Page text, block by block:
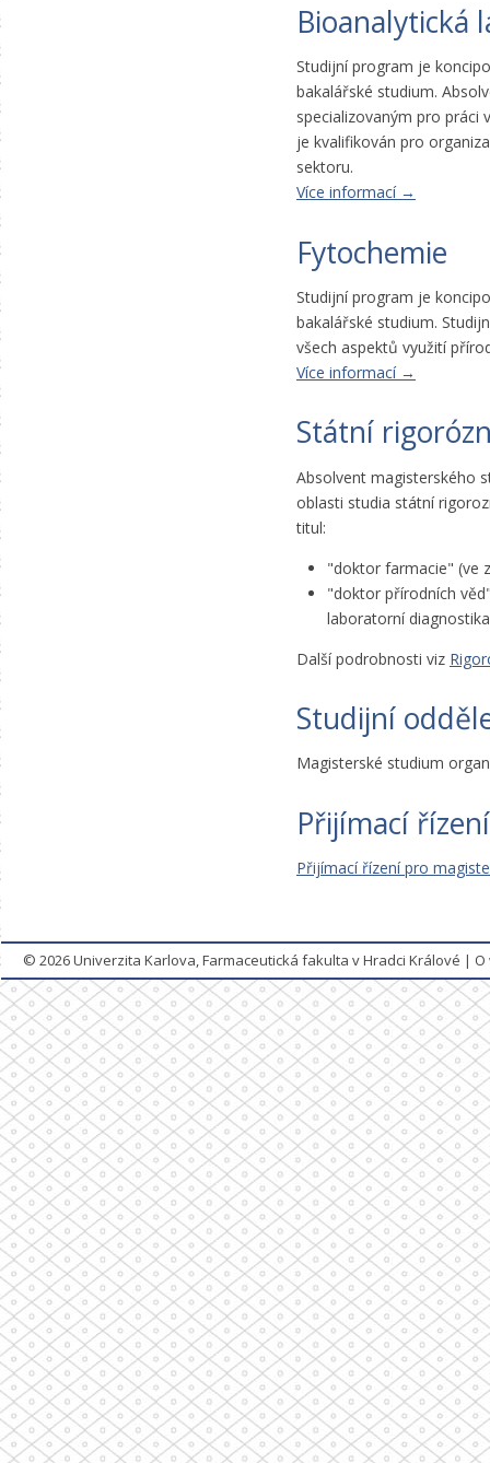
Bioanalytická
Studijní program je
bakalářské studium.
specializovaným pro práci
je kvalifikován pro
sektoru.
Více informací →
Fytochemie
Studijní program je
bakalářské studium.
všech aspektů využití
Více informací →
Státní
Absolvent magisterského
oblasti studia státní
titul:
"doktor farmacie" (ve
"doktor přírodních
laboratorní
Další podrobnosti viz
Studijní
Magisterské studium
Přijímací řízení
Přijímací řízení pro
© 2026Univerzita Karlova, Farmaceutická fakulta v Hradci Králové |